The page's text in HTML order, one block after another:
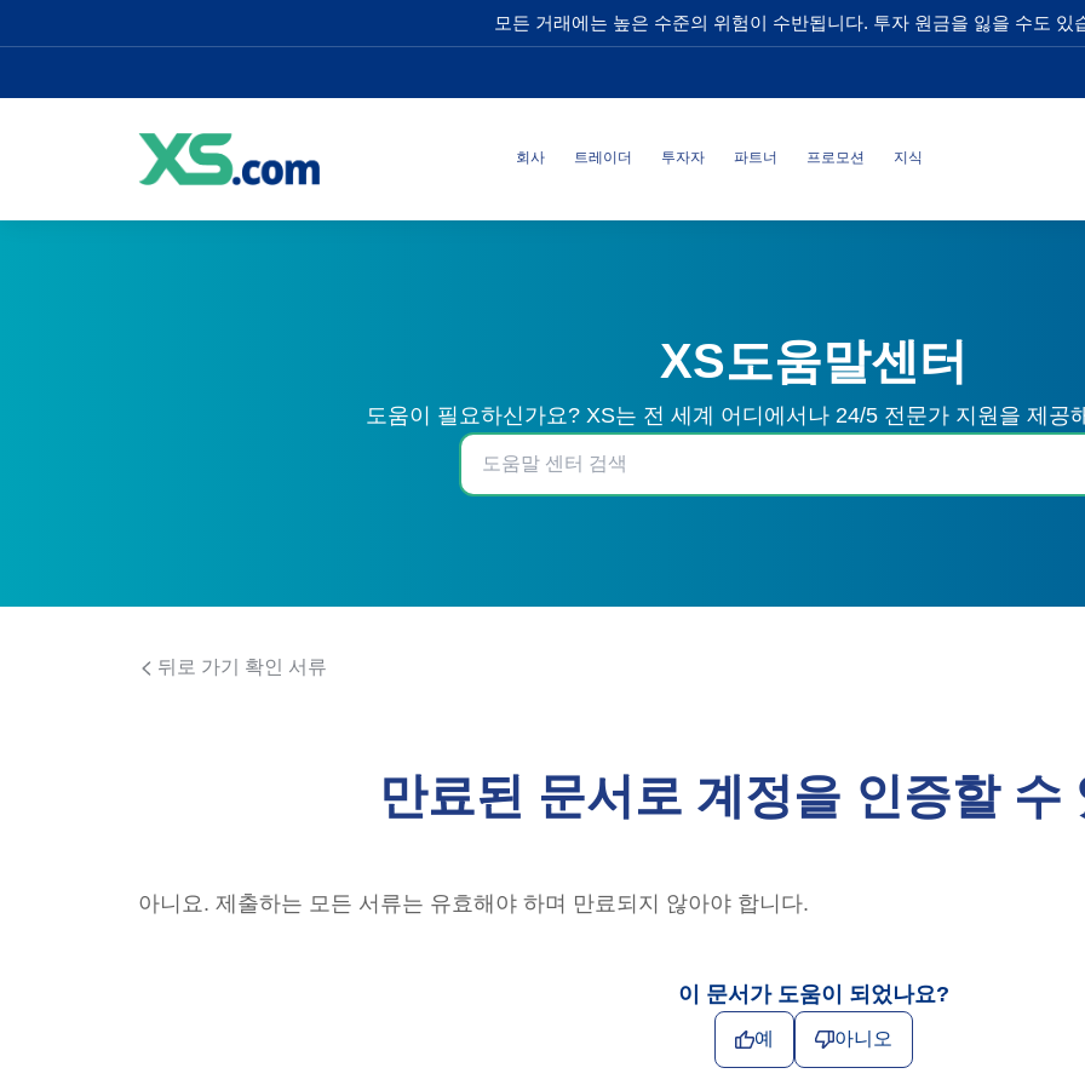
모든 거래에는 높은 수준의 위험이 수반됩니다. 투자 원금을 잃을 수도 있
회사 트레이더 투자자 파트너 프로모션 지식
XS도움말센터
도움이 필요하신가요? XS는 전 세계 어디에서나 24/5 전문가 지원을 제공
뒤로 가기 확인 서류
만료된 문서로 계정을 인증할 수
아니요. 제출하는 모든 서류는 유효해야 하며 만료되지 않아야 합니다.
이 문서가 도움이 되었나요?
예 아니오